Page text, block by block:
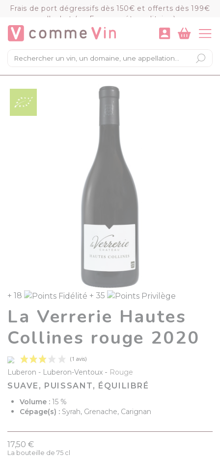
Frais de port dégressifs dès 150€ et offerts dès 199€
d'achat (en France métropolitaine)
×
Mon panier
Chargement du panier...
VOIR LE PANIER COMMANDER
+ 18 + 35
La Verrerie Hautes
Collines rouge 2020
Luberon Luberon-Ventoux - Rouge
SUAVE, PUISSANT, ÉQUILIBRÉ
Volume : 15 %
Cépage(s) : Syrah, Grenache, Carignan
17,50 €
La bouteille de 75 cl
Panneau de gestion des cookies